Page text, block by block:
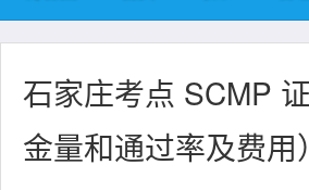
石家庄考点 SCMP
金量和通过率及费用